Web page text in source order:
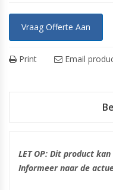
Vraag Offerte Aan
Print Email
LET OP: Dit product
Informeer naar de